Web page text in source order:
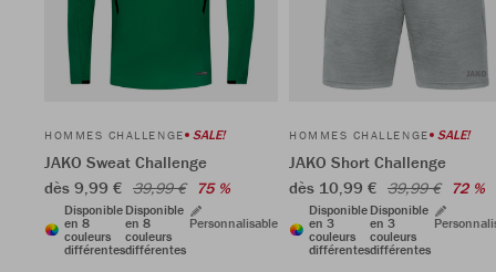
HOMMES CHALLENGE SALE!
JAKO Sweat Challenge
dès 9,99 € 39,99 € 75 %
Disponible
en 8
couleurs
différentes
Disponible
en 8
couleurs
différentes
Personnalisable
HOMMES CHALLENGE SALE!
JAKO Short Challenge
dès 10,99 € 39,99 € 72 %
Disponible
en 3
couleurs
différentes
Disponible
en 3
couleurs
différentes